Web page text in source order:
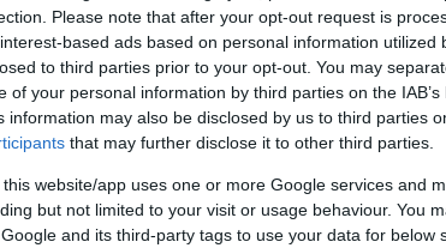
Please note that after your opt-out request is
based ads based on personal information utilized
to third parties prior to your opt-out. You may
of your personal information by third parties on the
information may also be disclosed by us to third parties
that may further disclose it to other third parties.
website/app uses one or more Google services and
but not limited to your visit or usage behaviour. You
and its third-party tags to use your data for below